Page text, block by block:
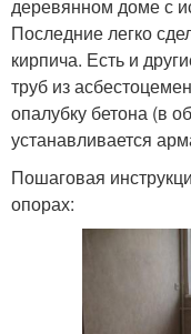
деревянном доме с
Последние легко
кирпича. Есть и
труб из
опалубку бетона (в
устанавливается
Пошаговая
опорах: